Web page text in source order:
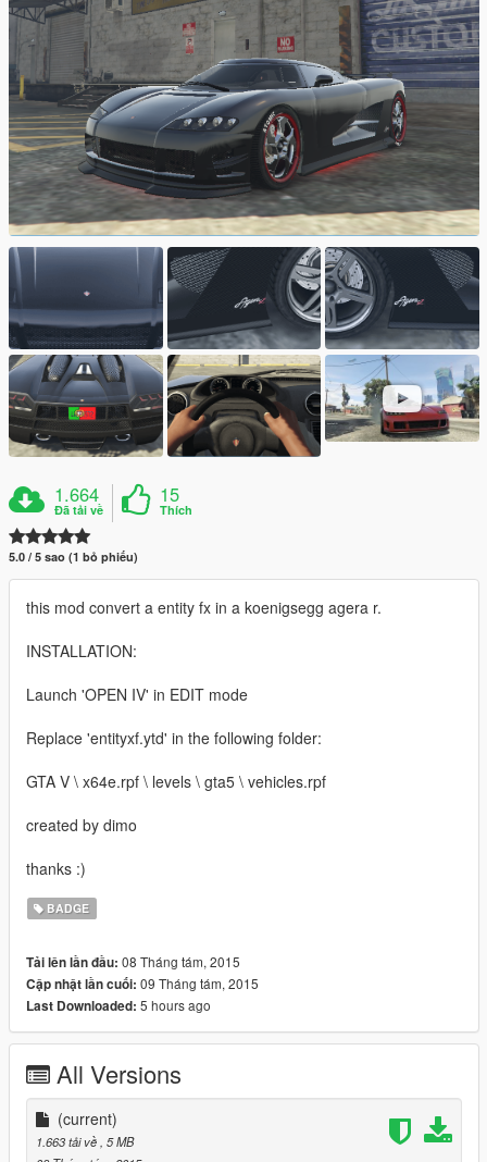
1.664
Đã tải về
15
Thích
5.0 / 5 sao (1 bỏ phiếu)
this mod convert a entity fx in a koenigsegg agera r.
INSTALLATION:
Launch 'OPEN IV' in EDIT mode
Replace 'entityxf.ytd' in the following folder:
GTA V \ x64e.rpf \ levels \ gta5 \ vehicles.rpf
created by dimo
thanks :)
BADGE
Tải lên lần đầu: 08 Tháng tám, 2015
Cập nhật lần cuối: 09 Tháng tám, 2015
Last Downloaded: 5 hours ago
All Versions
(current)
1.663 tải về , 5 MB